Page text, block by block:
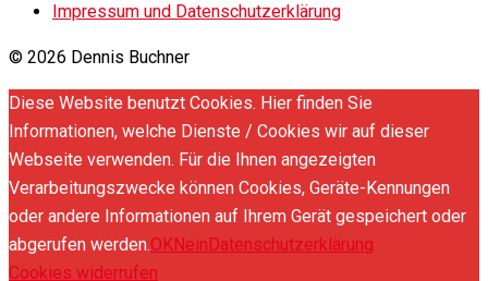
Impressum und Datenschutzerklärung
© 2026 Dennis Buchner
Diese Website benutzt Cookies. Hier finden Sie
Informationen, welche Dienste / Cookies wir auf dieser
Webseite verwenden. Für die Ihnen angezeigten
Verarbeitungszwecke können Cookies, Geräte-Kennungen
oder andere Informationen auf Ihrem Gerät gespeichert oder
abgerufen werden.OKNeinDatenschutzerklärung
Cookies widerrufen